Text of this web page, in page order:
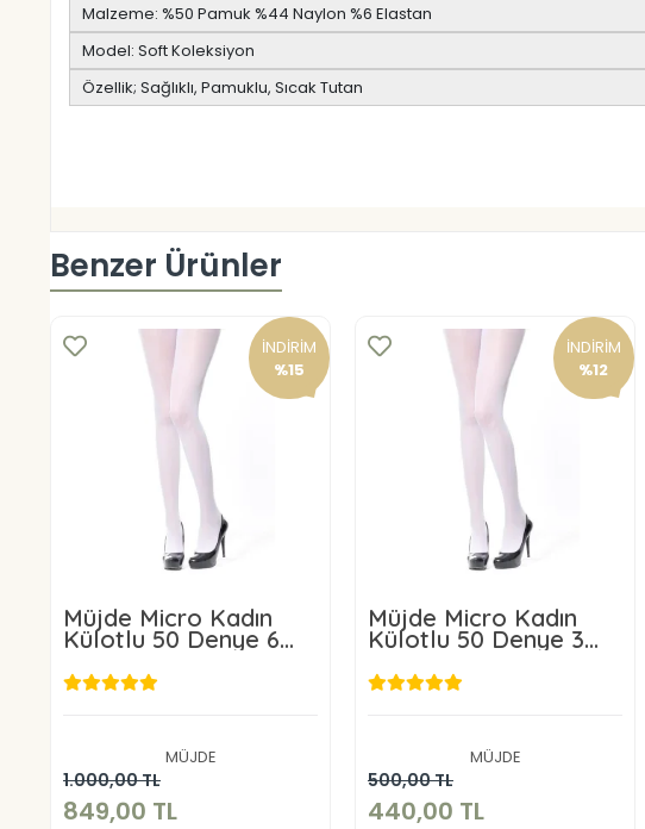
Malzeme: %50 Pamuk %44 Naylon %6 Elastan
Model: Soft Koleksiyon
Özellik; Sağlıklı, Pamuklu, Sıcak Tutan
Benzer Ürünler
İNDİRİM
%15
Müjde Micro Kadın
Külotlu 50 Denye 6
MÜJDE
1.000,00 TL
849,00 TL
Sepete Ekle
İNDİRİM
%12
Müjde Micro Kadın
Külotlu 50 Denye 3
MÜJDE
500,00 TL
440,00 TL